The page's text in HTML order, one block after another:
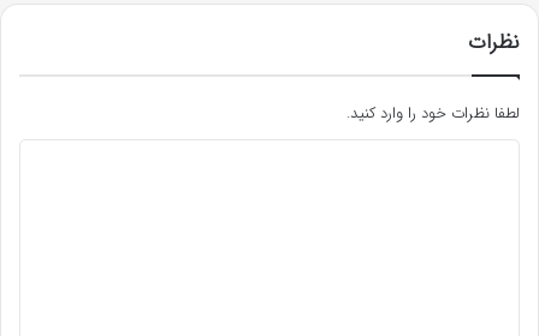
نظرات
لطفا نظرات خود را وارد کنید.